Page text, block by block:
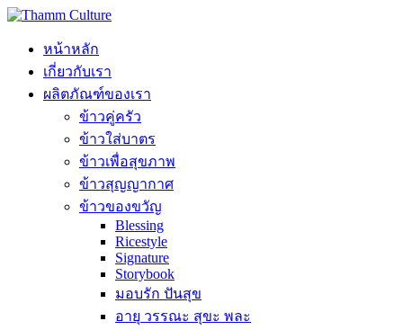
หน้าหลัก
เกี่ยวกับเรา
ผลิตภัณฑ์ของเรา
ข้าวคู่ครัว
ข้าวใส่บาตร
ข้าวเพื่อสุขภาพ
ข้าวสุญญากาศ
ข้าวของขวัญ
Blessing
Ricestyle
Signature
Storybook
มอบรัก ปันสุข
อายุ วรรณะ สุขะ พละ